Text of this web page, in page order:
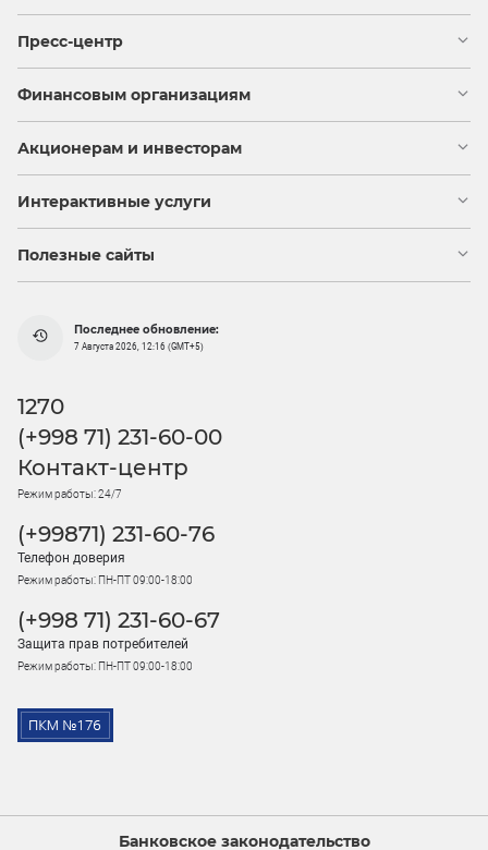
Пресс-центр
Финансовым организациям
Акционерам и инвесторам
Интерактивные услуги
Полезные сайты
Последнее обновление:
7 Августа 2026, 12:16 (GMT+5)
1270
(+998 71) 231-60-00
Контакт-центр
Режим работы: 24/7
(+99871) 231-60-76
Телефон доверия
Режим работы: ПН-ПТ 09:00-18:00
(+998 71) 231-60-67
Защита прав потребителей
Режим работы: ПН-ПТ 09:00-18:00
Банковское законодательство